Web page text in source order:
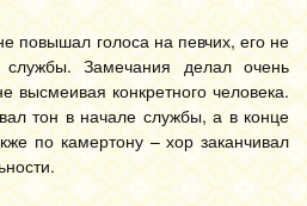
повышал голоса на певчих, его не
Замечания делал очень
высмеивая конкретного человека.
тон в начале службы, а в конце
по камертону – хор заканчивал